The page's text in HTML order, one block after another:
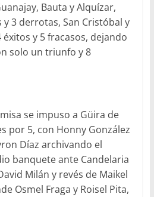
Bauta y Alquízar,
3 derrotas, San Cristóbal y
y 5 fracasos, dejando
solo un triunfo y 8
se impuso a Güira de
por 5, con Honny González
Díaz archivando el
banquete ante Candelaria
Milán y revés de Maikel
Osmel Fraga y Roisel Pita,